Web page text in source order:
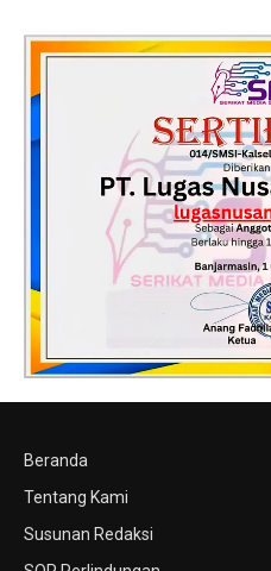
Beranda
Tentang Kami
Susunan Redaksi